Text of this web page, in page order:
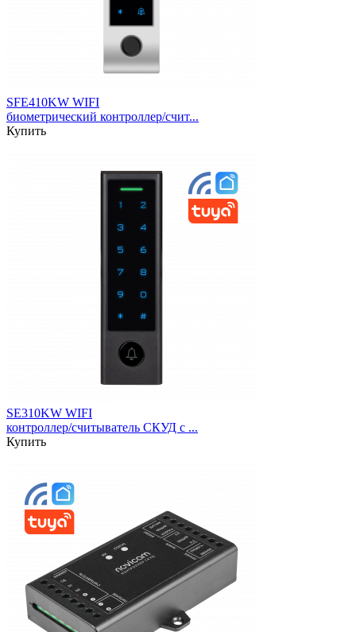
SFE410KW WIFI
биометрический контроллер/счит...
Купить
SE310KW WIFI
контроллер/считыватель СКУД c ...
Купить